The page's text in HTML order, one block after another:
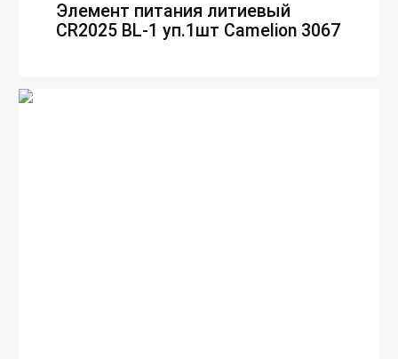
Элемент питания литиевый
CR2025 BL-1 уп.1шт Camelion 3067